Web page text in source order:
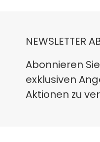
NEWSLETTER
Abonnieren
exklusiven
Aktionen zu